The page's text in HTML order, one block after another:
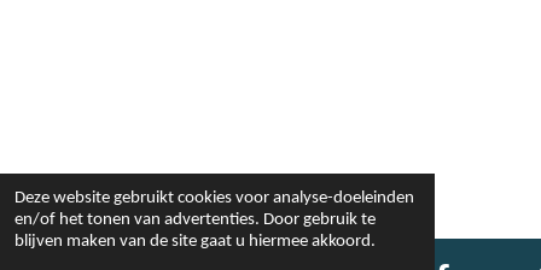
Deze website gebruikt cookies voor analyse-doeleinden
en/of het tonen van advertenties. Door gebruik te
blijven maken van de site gaat u hiermee akkoord.